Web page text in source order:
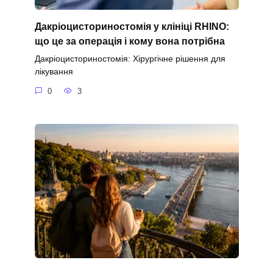
Дакріоцисториностомія у клініці RHINO:
що це за операція і кому вона потрібна
Дакріоцисториностомія: Хірургічне рішення для
лікування
0 3